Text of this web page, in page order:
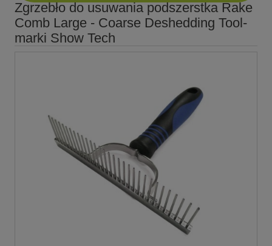
Zgrzebło do usuwania podszerstka Rake
Comb Large - Coarse Deshedding Tool-
marki Show Tech